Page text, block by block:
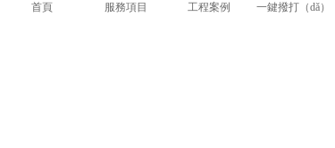
推薦閱讀
首頁 服務項目 工程案例 一鍵撥打（dǎ）